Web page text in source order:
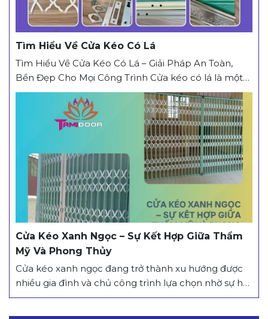
Tìm Hiểu Về Cửa Kéo Có Lá
Tìm Hiểu Về Cửa Kéo Có Lá – Giải Pháp An Toàn,
Bền Đẹp Cho Mọi Công Trình Cửa kéo có lá là một
trong những dòng cửa được sử dụng phổ biến hiện
nay nhờ khả năng bảo vệ tốt, độ bền cao và tính
thẩm mỹ ổn định. Vậy cửa kéo có lá...
Cửa Kéo Xanh Ngọc – Sự Kết Hợp Giữa Thẩm
Mỹ Và Phong Thủy
Cửa kéo xanh ngọc đang trở thành xu hướng được
nhiều gia đình và chủ công trình lựa chọn nhờ sự hài
hòa giữa yếu tố thẩm mỹ hiện đại và ý nghĩa phong